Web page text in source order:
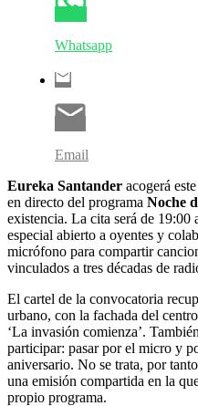
Whatsapp
Email
Eureka Santander acogerá
en directo del programa Noche
existencia. La cita será de 19:00
especial abierto a oyentes y
micrófono para compartir
vinculados a tres décadas de
El cartel de la convocatoria
urbano, con la fachada del
‘La invasión comienza’.
participar: pasar por el micro y
aniversario. No se trata, por
una emisión compartida en la
propio programa.